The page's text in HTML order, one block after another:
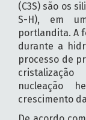
(C3S) são os
S-H), em
portlandita. A
durante a
processo de
nucleação
crescimento